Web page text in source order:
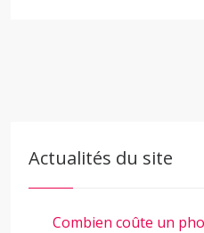
Actualités du site
Combien coûte un